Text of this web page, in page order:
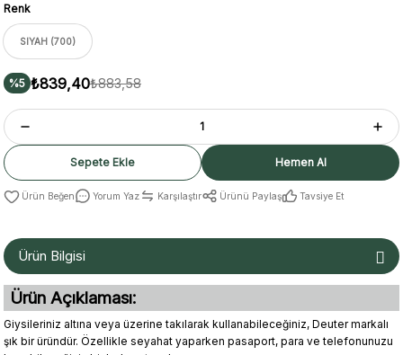
Renk
SIYAH (700)
%5 ₺839,40₺883,58
Sepete Ekle Hemen Al
Yorum Yaz Karşılaştır Ürünü Paylaş Tavsiye Et
Ürün Bilgisi
Ürün Açıklaması:
Giysileriniz altına veya üzerine takılarak kullanabileceğiniz, Deuter markalı
şık bir üründür. Özellikle seyahat yaparken pasaport, para ve telefonunuzu